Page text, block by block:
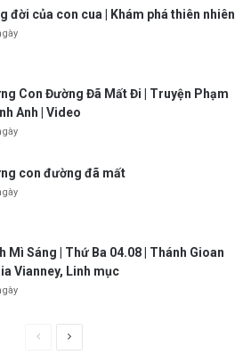
đời của con cua | Khám phá thiên nhiên
Con Đường Đã Mất Đi | Truyện Phạm
Anh | Video
con đường đã mất
Mì Sáng | Thứ Ba 04.08 | Thánh Gioan
Vianney, Linh mục